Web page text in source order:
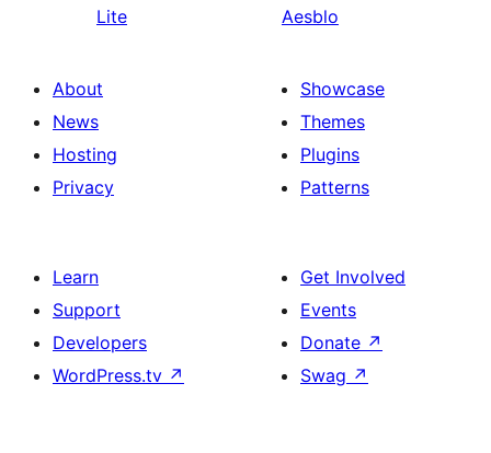
Lite
Aesblo
About
News
Hosting
Privacy
Showcase
Themes
Plugins
Patterns
Learn
Support
Developers
WordPress.tv ↗
Get Involved
Events
Donate ↗
Swag ↗